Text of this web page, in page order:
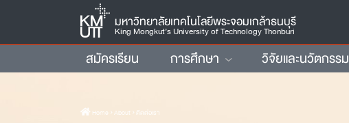
มหาวิทยาลัยเทคโนโลยีพระจอมเกล้าธนบุรี
King Mongkut’s University of Technology Thonburi
สมัครเรียน การศึกษา วิจัยและนวัตกรรม
Home › About › ติดต่อเรา